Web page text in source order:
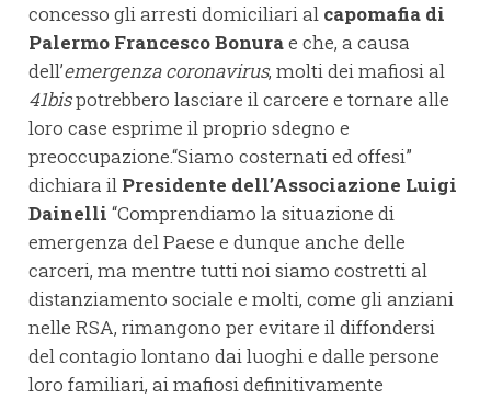
concesso gli arresti domiciliari al capomafia di
Palermo Francesco Bonurae che, a causa
dell’emergenza coronavirus, molti dei mafiosi al
41bispotrebbero lasciare il carcere e tornare alle
loro case esprime il proprio sdegno e
preoccupazione.“Siamo costernati ed offesi”
dichiara il Presidente dell’Associazione Luigi
Dainelli “Comprendiamo la situazione di
emergenza del Paese e dunque anche delle
carceri, ma mentre tutti noi siamo costretti al
distanziamento sociale e molti, come gli anziani
nelle RSA, rimangono per evitare il diffondersi
del contagio lontano dai luoghi e dalle persone
loro familiari, ai mafiosi definitivamente